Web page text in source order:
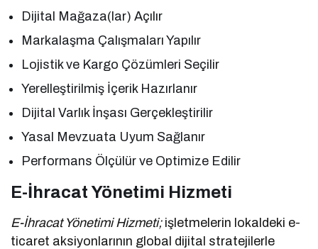
Dijital Mağaza(lar) Açılır
Markalaşma Çalışmaları Yapılır
Lojistik ve Kargo Çözümleri Seçilir
Yerelleştirilmiş İçerik Hazırlanır
Dijital Varlık İnşası Gerçekleştirilir
Yasal Mevzuata Uyum Sağlanır
Performans Ölçülür ve Optimize Edilir
E-İhracat Yönetimi Hizmeti
E-İhracat Yönetimi Hizmeti;işletmelerin lokaldeki e-
ticaret aksiyonlarının global dijital stratejilerle